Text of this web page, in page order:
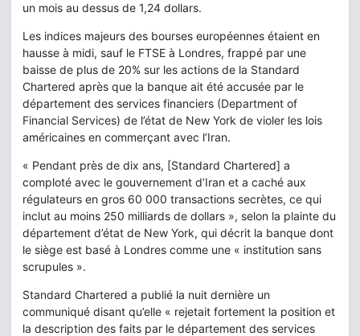
un mois au dessus de 1,24 dollars.
Les indices majeurs des bourses européennes étaient en
hausse à midi, sauf le FTSE à Londres, frappé par une
baisse de plus de 20% sur les actions de la Standard
Chartered après que la banque ait été accusée par le
département des services financiers (Department of
Financial Services) de l’état de New York de violer les lois
américaines en commerçant avec l’Iran.
« Pendant près de dix ans, [Standard Chartered] a
comploté avec le gouvernement d’Iran et a caché aux
régulateurs en gros 60 000 transactions secrètes, ce qui
inclut au moins 250 milliards de dollars », selon la plainte du
département d’état de New York, qui décrit la banque dont
le siège est basé à Londres comme une « institution sans
scrupules ».
Standard Chartered a publié la nuit dernière un
communiqué disant qu’elle « rejetait fortement la position et
la description des faits par le département des services